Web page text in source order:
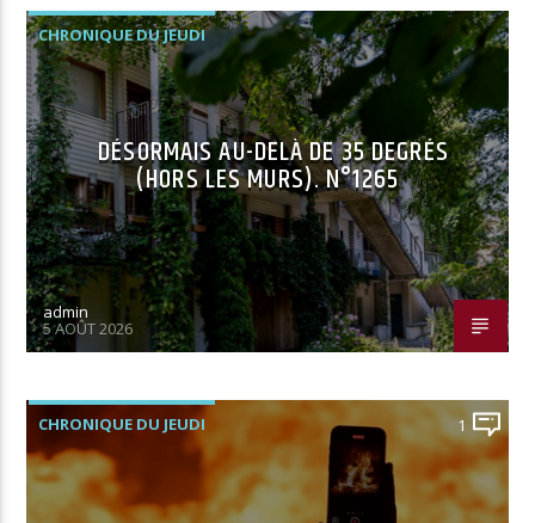
CHRONIQUE DU JEUDI
DÉSORMAIS AU-DELÀ DE 35 DEGRÉS
(HORS LES MURS). N°1265
admin
5 AOÛT 2026
CHRONIQUE DU JEUDI 1